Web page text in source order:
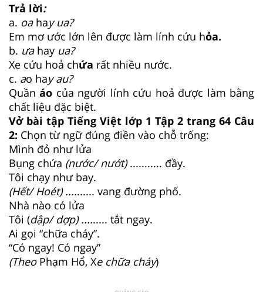
Trả lời:
a. oa hay ua?
Em mơ ước lớn lên được làm lính cứu hỏa.
b. ưa hay ua?
Xe cứu hoả chứa rất nhiều nước.
c. ao hay au?
Quầnáo của người lính cứu hoả được làm bằng
chất liệu đặc biệt.
Vở bài tập Tiếng Việt lớp 1 Tập 2 trang 64 Câu
2: Chọn từ ngữ đúng điền vào chỗ trống:
Mình đỏ như lửa
Bụng chứa (nước/ nướt)........... đầy.
Tôi chạy như bay.
(Hết/ Hoét) .......... vang đường phố.
Nhà nào có lửa
Tôi (dập/ dợp)......... tắt ngay.
Ai gọi “chữa cháy”.
“Có ngay! Có ngay”
(Theo Phạm Hổ, Xe chữa cháy)